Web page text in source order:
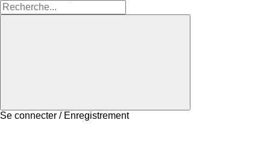
Se connecter / Enregistrement